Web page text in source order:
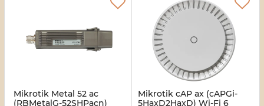
Mikrotik Metal 52 ac
(RBMetalG-52SHPacn)
Mikrotik cAP ax (cAPGi-
5HaxD2HaxD) Wi-Fi 6